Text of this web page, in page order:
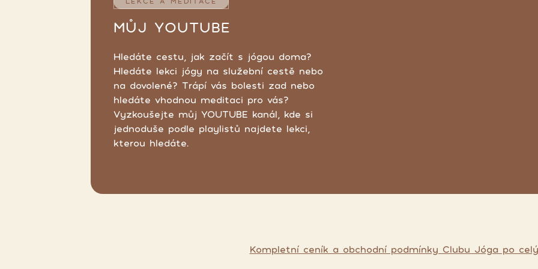
MŮJ YOUTUBE
Hledáte cestu, jak začít s jógou doma?
Hledáte lekci jógy na služební cestě nebo
na dovolené? Trápí vás bolesti zad nebo
hledáte vhodnou meditaci pro vás?
Vyzkoušejte můj YOUTUBE kanál, kde si
jednoduše podle playlistů najdete lekci,
kterou hledáte.
Kompletní ceník a obchodní podmínky Clubu Jóga po